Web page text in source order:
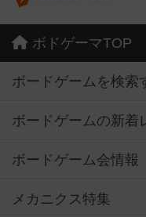
ボドゲーマTOP
ボードゲームを検索
ボードゲームの新着
ボードゲーム会情報
メカニクス特集